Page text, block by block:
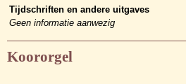
Tijdschriften en andere uitgaves
Geen informatie aanwezig
Koororgel